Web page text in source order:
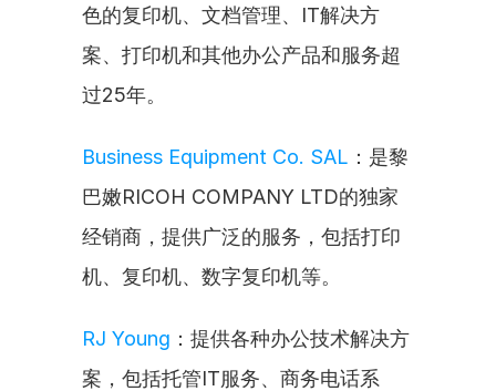
色的复印机、文档管理、IT解决方
案、打印机和其他办公产品和服务超
过25年。
Business Equipment Co. SAL ：是黎
巴嫩RICOH COMPANY LTD的独家
经销商，提供广泛的服务，包括打印
机、复印机、数字复印机等。
RJ Young ：提供各种办公技术解决方
案，包括托管IT服务、商务电话系